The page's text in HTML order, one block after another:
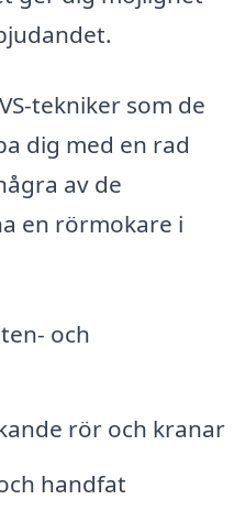
tekniker som de
dig med en rad
av de
en rörmokare i
och
rör och kranar
handfat